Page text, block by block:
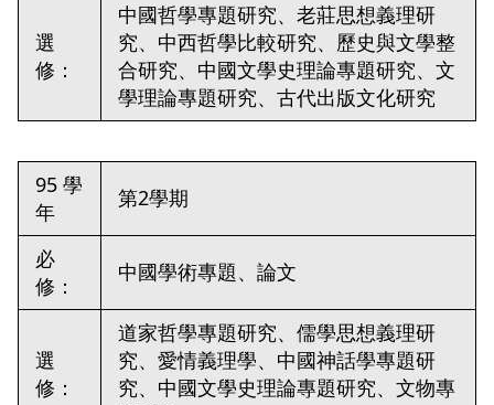
選
修：
中國哲學專題研究、老莊思想義理研
究、中西哲學比較研究、歷史與文學整
合研究、中國文學史理論專題研究、文
學理論專題研究、古代出版文化研究
95 學
年
第2學期
必
修：
中國學術專題、論文
選
修：
道家哲學專題研究、儒學思想義理研
究、愛情義理學、中國神話學專題研
究、中國文學史理論專題研究、文物專